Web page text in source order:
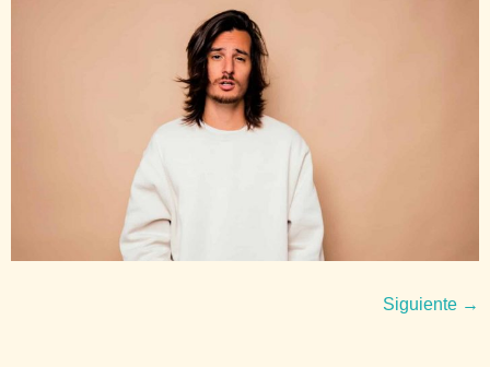
Siguiente →